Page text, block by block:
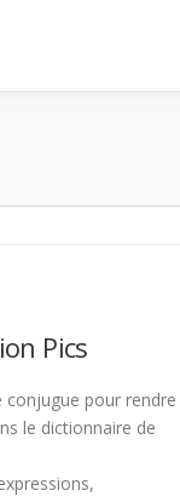
Pics
conjugue pour rendre
le dictionnaire de